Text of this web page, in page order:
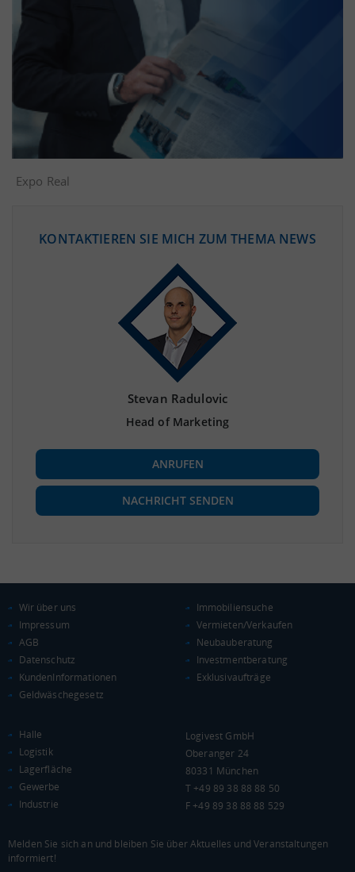
Expo Real
KONTAKTIEREN SIE MICH ZUM THEMA NEWS
Stevan Radulovic
Head of Marketing
ANRUFEN
NACHRICHT SENDEN
Wir über uns
Impressum
AGB
Datenschutz
KundenInformationen
Geldwäschegesetz
Immobiliensuche
Vermieten/Verkaufen
Neubauberatung
Investmentberatung
Exklusivaufträge
Halle
Logistik
Lagerfläche
Gewerbe
Industrie
Logivest GmbH
Oberanger 24
80331 München
T +49 89 38 88 88 50
F +49 89 38 88 88 529
Melden Sie sich an und bleiben Sie über Aktuelles und Veranstaltungen
informiert!